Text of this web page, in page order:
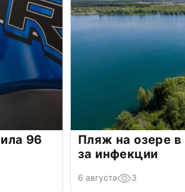
96
Пляж на озере
за инфекции
6 августа 3